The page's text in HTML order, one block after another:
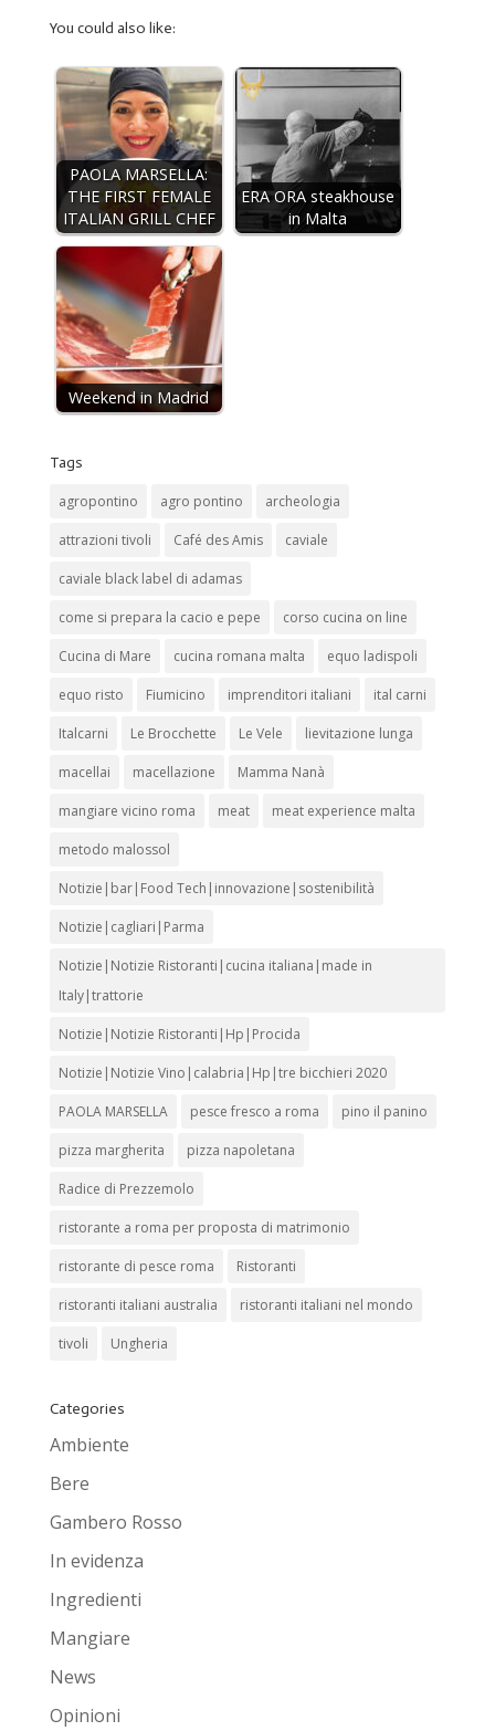
You could also like:
PAOLA MARSELLA:
THE FIRST FEMALE
ITALIAN GRILL CHEF
ERA ORA steakhouse
in Malta
Weekend in Madrid
Tags
agropontino agro pontino archeologia
attrazioni tivoli Café des Amis caviale
caviale black label di adamas
come si prepara la cacio e pepe corso cucina on line
Cucina di Mare cucina romana malta equo ladispoli
equo risto Fiumicino imprenditori italiani ital carni
Italcarni Le Brocchette Le Vele lievitazione lunga
macellai macellazione Mamma Nanà
mangiare vicino roma meat meat experience malta
metodo malossol
Notizie|bar|Food Tech|innovazione|sostenibilità
Notizie|cagliari|Parma
Notizie|Notizie Ristoranti|cucina italiana|made in
Italy|trattorie
Notizie|Notizie Ristoranti|Hp|Procida
Notizie|Notizie Vino|calabria|Hp|tre bicchieri 2020
PAOLA MARSELLA pesce fresco a roma pino il panino
pizza margherita pizza napoletana
Radice di Prezzemolo
ristorante a roma per proposta di matrimonio
ristorante di pesce roma Ristoranti
ristoranti italiani australia ristoranti italiani nel mondo
tivoli Ungheria
Categories
Ambiente
Bere
Gambero Rosso
In evidenza
Ingredienti
Mangiare
News
Opinioni